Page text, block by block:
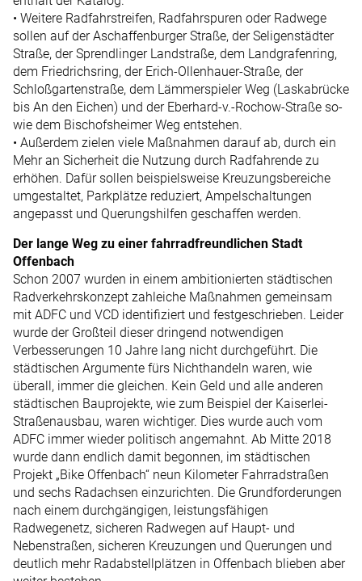
• Weitere Radfahrstreifen, Rad­fahr­­spuren oder Radwege
sollen auf der Aschaffenburger Straße, der Seligenstädter
Straße, der Sprendlinger Landstraße, dem Landgrafenring,
dem Friedrichsring, der Erich-Ollenhauer-­Straße, der
Schloßgartenstraße, dem Lämmerspieler Weg (Laska­­brücke
bis An den Eichen) und der Eberhard-v.-Rochow-Straße so­
wie dem Bischofsheimer Weg entstehen.
• Außerdem zielen viele Maßnahmen darauf ab, durch ein
Mehr an Sicherheit die Nutzung durch Radfahrende zu
erhöhen. Dafür sollen beispielsweise Kreuzungs­bereiche
umgestaltet, Parkplätze reduziert, Ampelschaltungen
angepasst und Querungshilfen geschaffen werden.
Der lange Weg zu einer fahrradfreundlichen Stadt
Offenbach
Schon 2007 wurden in einem ambitionierten städtischen
Radverkehrskonzept zahleiche Maßnahmen gemeinsam
mit ADFC und VCD identifiziert und festgeschrieben. Leider
wurde der Großteil dieser dringend notwendigen
Verbesserungen 10 Jahre lang nicht durch­geführt. Die
städtischen Argumente fürs Nichthandeln waren, wie
überall, immer die gleichen. Kein Geld und alle anderen
städtischen Bauprojekte, wie zum Beispiel der Kaiserlei-
Straßenausbau, waren wichtiger. Dies wurde auch vom
ADFC immer wieder politisch angemahnt. Ab Mitte 2018
wurde dann endlich damit begonnen, im städtischen
Projekt „Bike Offenbach“ neun Kilometer Fahrradstraßen
und sechs Radachsen einzurichten. Die Grundforderungen
nach einem durchgängigen, leistungs­fähigen
Radwegenetz, sicheren Radwegen auf Haupt- und
Nebenstraßen, sicheren Kreuzungen und Querungen und
deutlich mehr Rad­abstellplätzen in Offenbach blieben aber